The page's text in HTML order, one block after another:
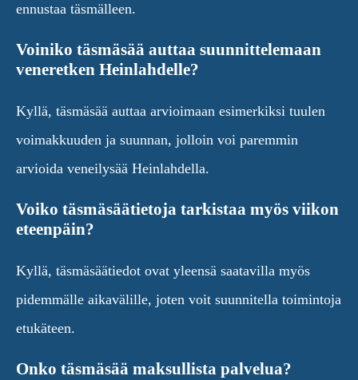
ennustaa täsmälleen.
Voiniko täsmäsää auttaa suunnittelemaan
veneretken Heinlahdelle?
Kyllä, täsmäsää auttaa arvioimaan esimerkiksi tuulen
voimakkuuden ja suunnan, jolloin voi paremmin
arvioida veneilysää Heinlahdella.
Voiko täsmäsäätietoja tarkistaa myös viikon
eteenpäin?
Kyllä, täsmäsäätiedot ovat yleensä saatavilla myös
pidemmälle aikavälille, joten voit suunnitella toimintoja
etukäteen.
Onko täsmäsää maksullista palvelua?